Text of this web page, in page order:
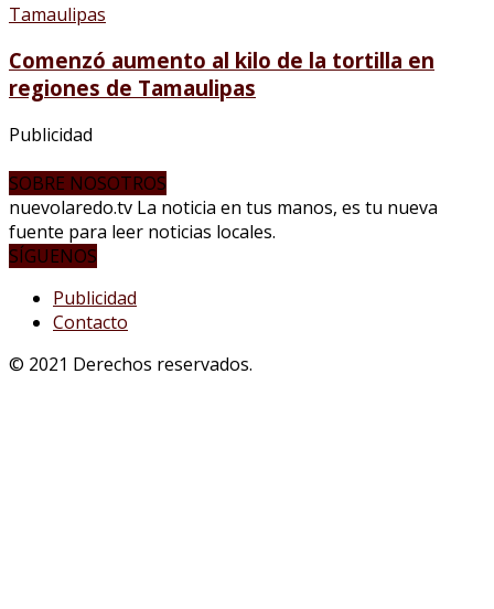
Tamaulipas
Comenzó aumento al kilo de la tortilla en
regiones de Tamaulipas
Publicidad
SOBRE NOSOTROS
nuevolaredo.tv La noticia en tus manos, es tu nueva
fuente para leer noticias locales.
SÍGUENOS
Publicidad
Contacto
© 2021 Derechos reservados.